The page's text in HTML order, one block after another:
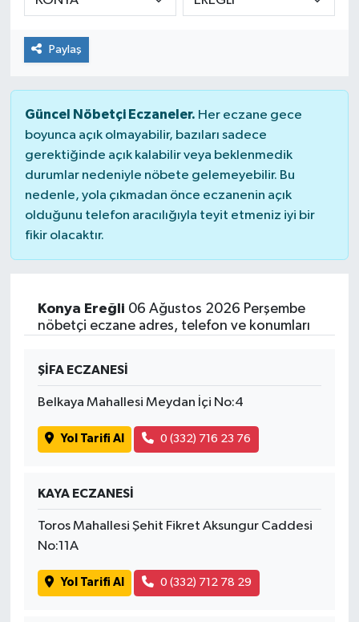
Paylaş
Güncel Nöbetçi Eczaneler. Her eczane gece
boyunca açık olmayabilir, bazıları sadece
gerektiğinde açık kalabilir veya beklenmedik
durumlar nedeniyle nöbete gelemeyebilir. Bu
nedenle, yola çıkmadan önce eczanenin açık
olduğunu telefon aracılığıyla teyit etmeniz iyi bir
fikir olacaktır.
Konya Ereğli 06 Ağustos 2026 Perşembe
nöbetçi eczane adres, telefon ve konumları
ŞİFA ECZANESİ
Belkaya Mahallesi Meydan İçi No:4
Yol Tarifi Al 0 (332) 716 23 76
KAYA ECZANESİ
Toros Mahallesi Şehit Fikret Aksungur Caddesi
No:11A
Yol Tarifi Al 0 (332) 712 78 29